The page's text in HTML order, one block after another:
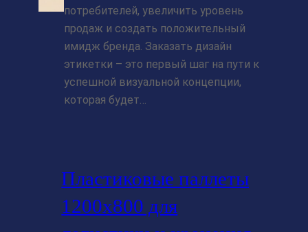
потребителей, увеличить уровень
продаж и создать положительный
имидж бренда. Заказать дизайн
этикетки – это первый шаг на пути к
успешной визуальной концепции,
которая будет…
Пластиковые паллеты
1200х800 для